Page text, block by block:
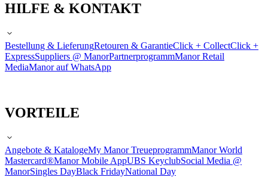
HILFE & KONTAKT
Bestellung & LieferungRetouren & GarantieClick + CollectClick +
ExpressSuppliers @ ManorPartnerprogrammManor Retail
MediaManor auf WhatsApp
VORTEILE
Angebote & KatalogeMy Manor TreueprogrammManor World
Mastercard®Manor Mobile AppUBS KeyclubSocial Media @
ManorSingles DayBlack FridayNational Day